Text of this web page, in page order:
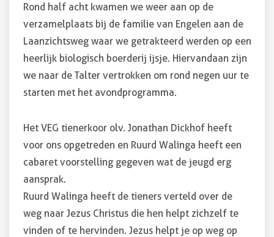
Rond half acht kwamen we weer aan op de
verzamelplaats bij de familie van Engelen aan de
Laanzichtsweg waar we getrakteerd werden op een
heerlijk biologisch boerderij ijsje. Hiervandaan zijn
we naar de Talter vertrokken om rond negen uur te
starten met het avondprogramma.
Het VEG tienerkoor olv. Jonathan Dickhof heeft
voor ons opgetreden en Ruurd Walinga heeft een
cabaret voorstelling gegeven wat de jeugd erg
aansprak.
Ruurd Walinga heeft de tieners verteld over de
weg naar Jezus Christus die hen helpt zichzelf te
vinden of te hervinden. Jezus helpt je op weg op